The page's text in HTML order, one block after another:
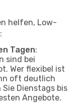
helfen, Low-
Tagen:
sind bei
Wer flexibel ist
oft deutlich
Sie Dienstags bis
Angebote.